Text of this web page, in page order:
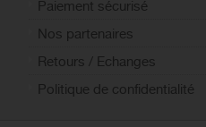
Paiement sécurisé
Nos partenaires
Retours / Echanges
Politique de confidentialité